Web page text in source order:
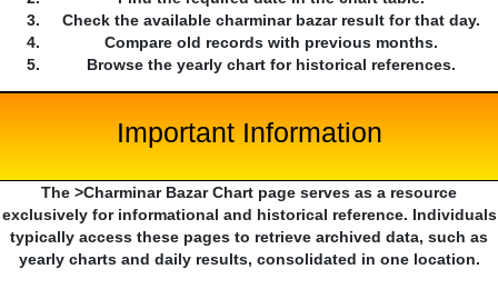
Check the available charminar bazar result for that day.
Compare old records with previous months.
Browse the yearly chart for historical references.
Important Information
The >Charminar Bazar Chart page serves as a resource
exclusively for informational and historical reference. Individuals
typically access these pages to retrieve archived data, such as
yearly charts and daily results, consolidated in one location.